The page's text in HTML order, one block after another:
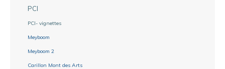
PCI
PCI- vignettes
Meyboom
Meyboom 2
Carillon Mont des Arts